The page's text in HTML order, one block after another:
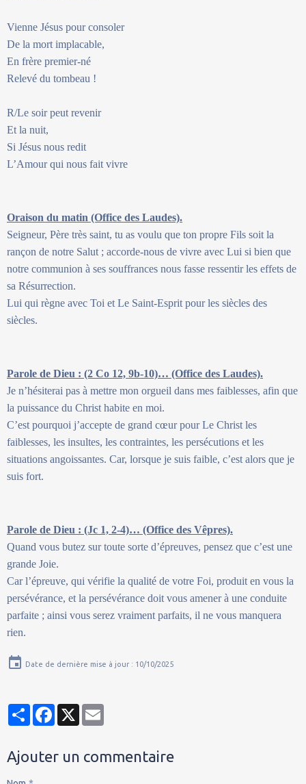
Vienne Jésus pour consoler
De la mort implacable,
En frère premier-né
Relevé du tombeau !
R/Le soir peut revenir
Et la nuit,
Si Jésus nous redit
L’Amour qui nous fait vivre
Oraison du matin (Office des Laudes).
Seigneur, Père très saint, tu as voulu que ton propre Fils soit la
rançon de notre Salut ; accorde-nous de vivre avec Lui si bien que
notre communion à ses souffrances nous fasse ressentir les effets de
sa Résurrection.
Lui qui règne avec Toi et Le Saint-Esprit pour les siècles des
siècles.
Parole de Dieu : (2 Co 12, 9b-10)… (Office des Laudes).
Je n’hésiterai pas à mettre mon orgueil dans mes faiblesses, afin que
la puissance du Christ habite en moi.
C’est pourquoi j’accepte de grand cœur pour Le Christ les
faiblesses, les insultes, les contraintes, les persécutions et les
situations angoissantes. Car, lorsque je suis faible, c’est alors que je
suis fort.
Parole de Dieu : (Jc 1, 2-4)… (Office des Vêpres).
Quand vous butez sur toute sorte d’épreuves, pensez que c’est une
grande Joie.
Car l’épreuve, qui vérifie la qualité de votre Foi, produit en vous la
persévérance, et la persévérance doit vous amener à une conduite
parfaite ; ainsi vous serez vraiment parfaits, il ne vous manquera
rien.
Date de dernière mise à jour : 10/10/2025
PartagerFacebook
X
Ajouter un commentaire